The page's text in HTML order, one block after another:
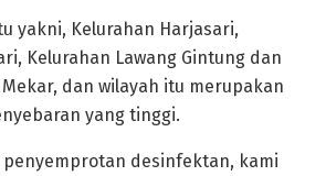
yakni, Kelurahan Harjasari,
Kelurahan Lawang Gintung dan
dan wilayah itu merupakan
yang tinggi.
penyemprotan desinfektan, kami